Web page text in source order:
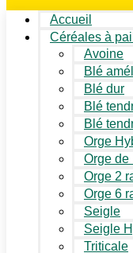
Accueil
Céréales à
Avoine
Blé
Blé dur
Blé
Blé
Orge
Orge de
Orge 2
Orge 6
Seigle
Seigle
Triticale